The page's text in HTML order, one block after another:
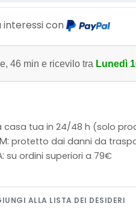
con
46 min e ricevilo tra Lunedì
casa tua in 24/48 h (solo
protetto dai danni da
su ordini superiori a 79€
Tom & Jerry Gokko - Nibbles